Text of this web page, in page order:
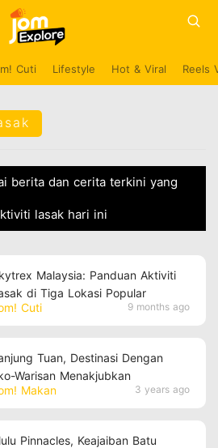
Cuti Lifestyle Hot & Viral Reels
berita dan cerita terkini yang
lasak hari ini
Cuti 9 months ago
Malaysia: Panduan Aktiviti
di Tiga Lokasi Popular
Makan 3 years ago
Tuan, Destinasi Dengan
Warisan Menakjubkan
Pinnacles, Keajaiban Batu